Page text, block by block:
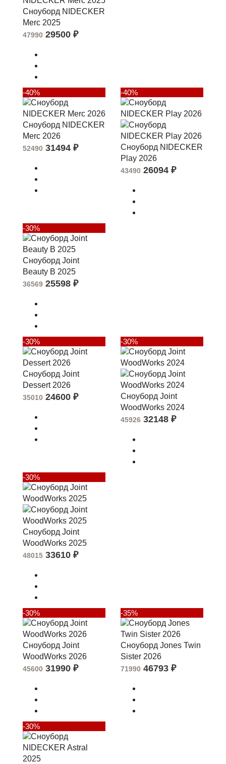
Сноуборд NIDECKER
Merc 2025
47990 29500 ₽
-40%
Сноуборд NIDECKER
Merc 2026
52490 31494 ₽
-40%
Сноуборд NIDECKER
Play 2026
43490 26094 ₽
-30%
Сноуборд Joint
Beauty B 2025
36569 25598 ₽
-30%
Сноуборд Joint
Dessert 2026
35010 24600 ₽
-30%
Сноуборд Joint
WoodWorks 2024
45926 32148 ₽
-30%
Сноуборд Joint
WoodWorks 2025
48015 33610 ₽
-30%
Сноуборд Joint
WoodWorks 2026
45600 31990 ₽
-35%
Сноуборд Jones Twin
Sister 2026
71990 46793 ₽
-30%